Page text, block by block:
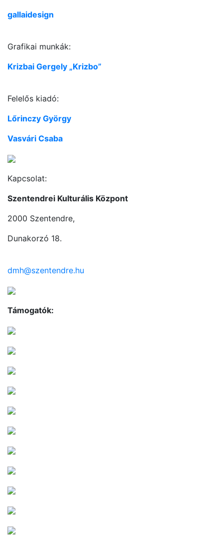
gallaidesign
Grafikai munkák:
Krizbai Gergely „Krizbo”
Felelős kiadó:
Lőrinczy György
Vasvári Csaba
Kapcsolat:
Szentendrei Kulturális Központ
2000 Szentendre,
Dunakorzó 18.
dmh@szentendre.hu
Támogatók: